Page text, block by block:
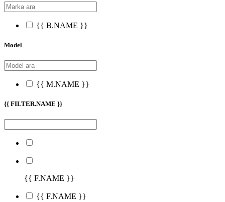
{{ B.NAME }}
Model
{{ M.NAME }}
{{ FILTER.NAME }}
{{ F.NAME }}
{{ F.NAME }}